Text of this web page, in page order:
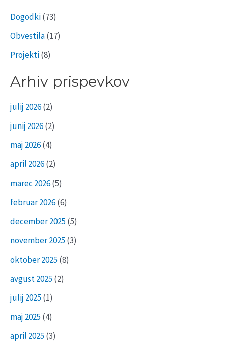
Dogodki(73)
Obvestila(17)
Projekti(8)
Arhiv prispevkov
julij 2026(2)
junij 2026(2)
maj 2026(4)
april 2026(2)
marec 2026(5)
februar 2026(6)
december 2025 (5)
november 2025 (3)
oktober 2025 (8)
avgust 2025 (2)
julij 2025 (1)
maj 2025 (4)
april 2025 (3)